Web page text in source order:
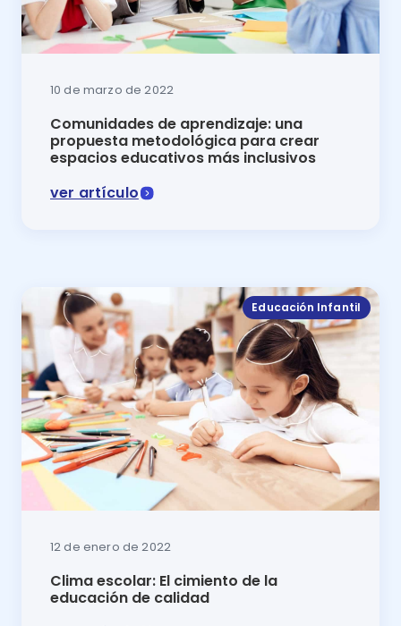
10 de marzo de 2022
Comunidades de aprendizaje: una
propuesta metodológica para crear
espacios educativos más inclusivos
ver artículo
Educación Infantil
12 de enero de 2022
Clima escolar: El cimiento de la
educación de calidad